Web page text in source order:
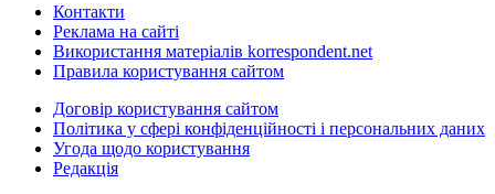
Контакти
Реклама на сайті
Використання матеріалів korrespondent.net
Правила користування сайтом
Договір користування сайтом
Політика у сфері конфіденційності і персональних даних
Угода щодо користування
Редакція